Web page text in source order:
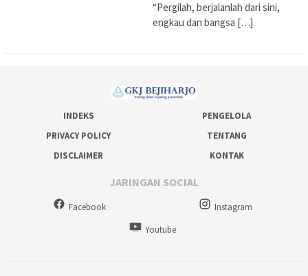
“Pergilah, berjalanlah dari sini,
engkau dan bangsa […]
INDEKS
PENGELOLA
PRIVACY POLICY
TENTANG
DISCLAIMER
KONTAK
JARINGAN SOCIAL
Facebook
Instagram
Youtube